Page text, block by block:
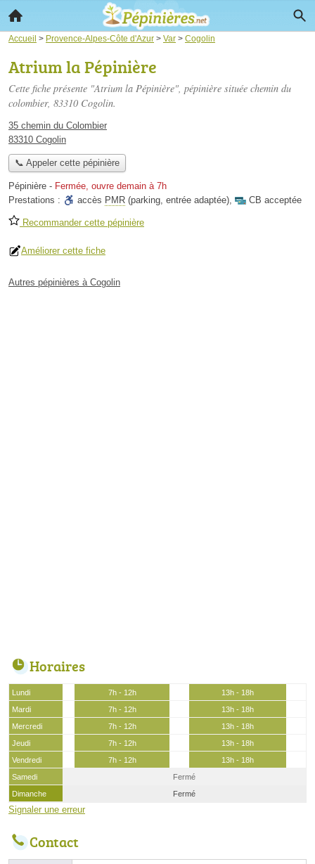
Accueil > Provence-Alpes-Côte d'Azur > Var > Cogolin
Atrium la Pépinière
Cette fiche présente "Atrium la Pépinière", pépinière située chemin du
colombier, 83310 Cogolin.
35 chemin du Colombier
83310 Cogolin
📞 Appeler cette pépinière
Pépinière - Fermée, ouvre demain à 7h
Prestations :
accès PMR (parking, entrée adaptée), CB acceptée
Recommander cette pépinière
Améliorer cette fiche
Autres pépinières à Cogolin
Horaires
Lundi 7h - 12h
13h - 18h
Mardi
7h - 12h
13h - 18h
Mercredi
7h - 12h
13h - 18h
Jeudi
7h - 12h
13h - 18h
Vendredi
7h - 12h
13h - 18h
Samedi
Fermé
Dimanche
Fermé
Signaler une erreur
Contact